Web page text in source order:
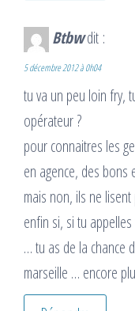
Btbwdit :
5 décembre 2012 à 0h04
tu va un peu loin fry,
opérateur ?
pour connaitres les
en agence, des
mais non, ils ne
enfin si, si tu
… tu as de la chance
marseille … encore